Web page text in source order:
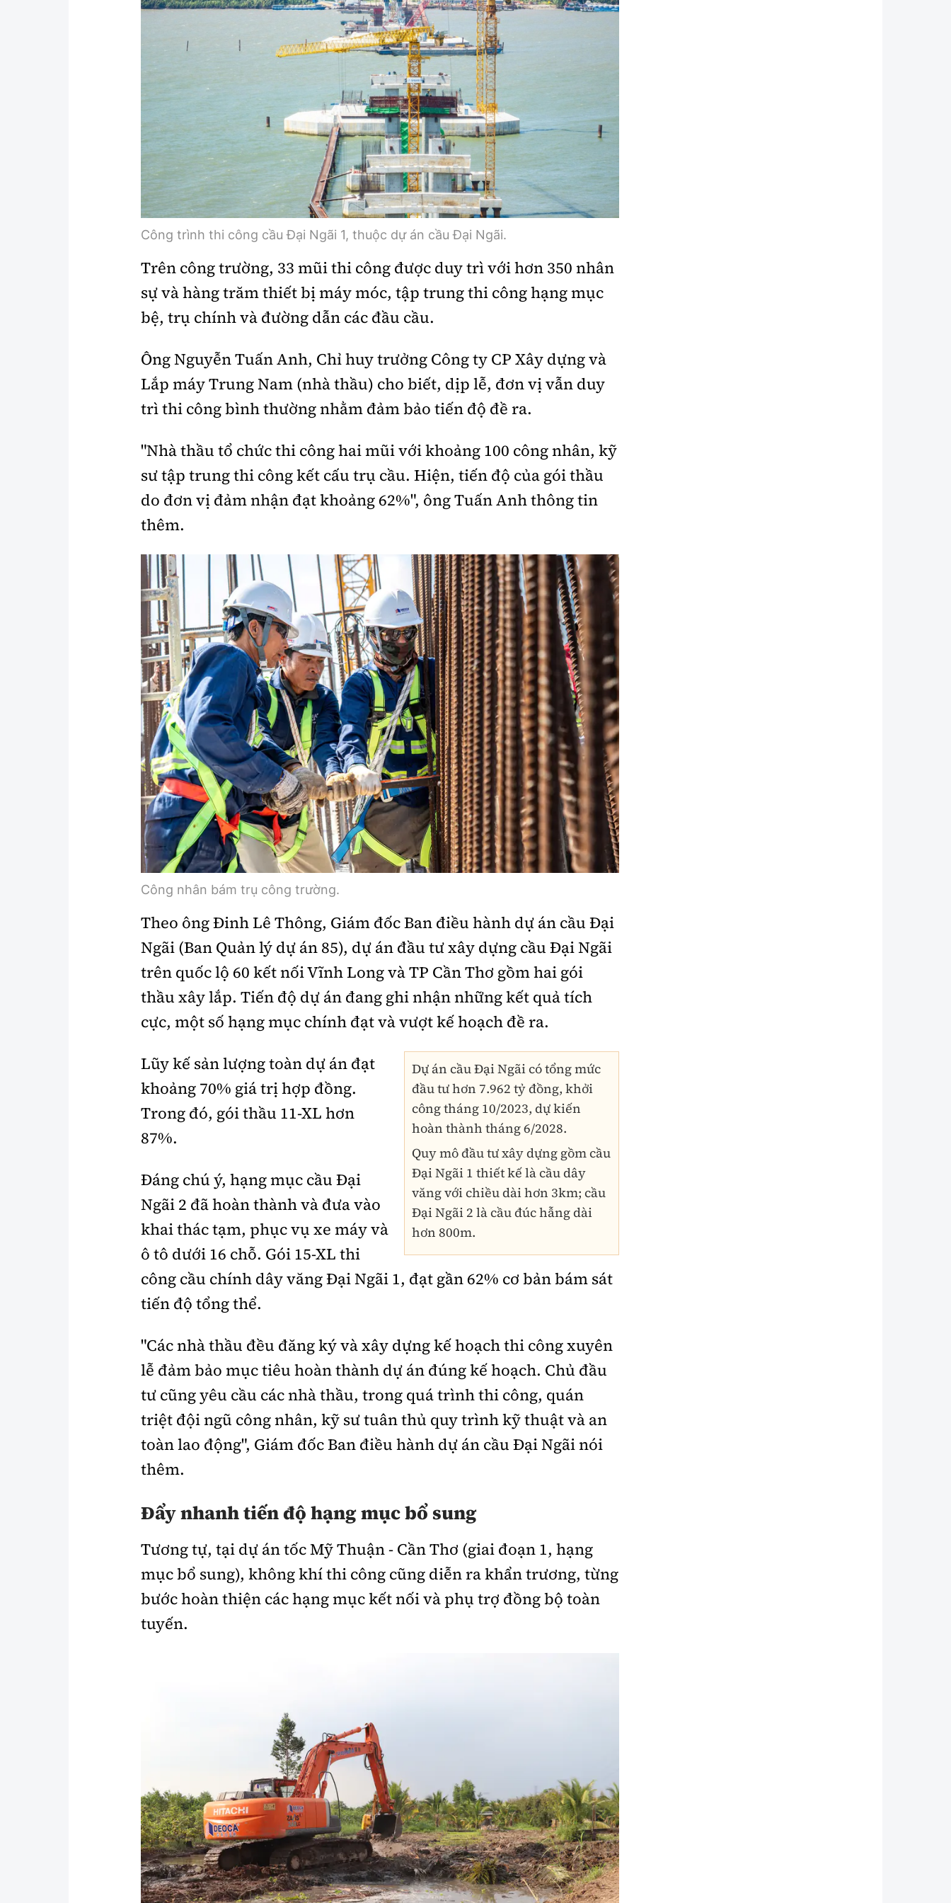
Lao động - Công đoàn
Điện ảnh
Bình luận
Hậu trường sao
360 độ thể thao
Thời sự Quốc tế
Thế giới giao thông
Thế giới xây dựng
Du lịch
Khám phá
Lối sống
Ẩm thực
Video
Thời sự
Khám phá
Camera giao thông
Câu chuyện giao thông
Lăng kính xây dựng
Giải trí - Thể thao
Công trình thi công cầu Đại Ngãi 1, thuộc dự án cầu Đại Ngãi.
Trên công trường, 33 mũi thi công được duy trì với hơn 350 nhân
sự và hàng trăm thiết bị máy móc, tập trung thi công hạng mục
bệ, trụ chính và đường dẫn các đầu cầu.
Ông Nguyễn Tuấn Anh, Chỉ huy trưởng Công ty CP Xây dựng và
Lắp máy Trung Nam (nhà thầu) cho biết, dịp lễ, đơn vị vẫn duy
trì thi công bình thường nhằm đảm bảo tiến độ đề ra.
"Nhà thầu tổ chức thi công hai mũi với khoảng 100 công nhân, kỹ
sư tập trung thi công kết cấu trụ cầu. Hiện, tiến độ của gói thầu
do đơn vị đảm nhận đạt khoảng 62%", ông Tuấn Anh thông tin
thêm.
Công nhân bám trụ công trường.
Theo ông Đinh Lê Thông, Giám đốc Ban điều hành dự án cầu Đại
Ngãi (Ban Quản lý dự án 85), dự án đầu tư xây dựng cầu Đại Ngãi
trên quốc lộ 60 kết nối Vĩnh Long và TP Cần Thơ gồm hai gói
thầu xây lắp. Tiến độ dự án đang ghi nhận những kết quả tích
cực, một số hạng mục chính đạt và vượt kế hoạch đề ra.
Dự án cầu Đại Ngãi có tổng mức
đầu tư hơn 7.962 tỷ đồng, khởi
công tháng 10/2023, dự kiến
hoàn thành tháng 6/2028.
Quy mô đầu tư xây dựng gồm cầu
Đại Ngãi 1 thiết kế là cầu dây
văng với chiều dài hơn 3km; cầu
Đại Ngãi 2 là cầu đúc hẫng dài
hơn 800m.
Lũy kế sản lượng toàn dự án đạt
khoảng 70% giá trị hợp đồng.
Trong đó, gói thầu 11-XL hơn
87%.
Đáng chú ý, hạng mục cầu Đại
Ngãi 2 đã hoàn thành và đưa vào
khai thác tạm, phục vụ xe máy và
ô tô dưới 16 chỗ. Gói 15-XL thi
công cầu chính dây văng Đại Ngãi 1, đạt gần 62% cơ bản bám sát
tiến độ tổng thể.
"Các nhà thầu đều đăng ký và xây dựng kế hoạch thi công xuyên
lễ đảm bảo mục tiêu hoàn thành dự án đúng kế hoạch. Chủ đầu
tư cũng yêu cầu các nhà thầu, trong quá trình thi công, quán
triệt đội ngũ công nhân, kỹ sư tuân thủ quy trình kỹ thuật và an
toàn lao động", Giám đốc Ban điều hành dự án cầu Đại Ngãi nói
thêm.
Đẩy nhanh tiến độ hạng mục bổ sung
Tương tự, tại dự án tốc Mỹ Thuận - Cần Thơ (giai đoạn 1, hạng
mục bổ sung), không khí thi công cũng diễn ra khẩn trương, từng
bước hoàn thiện các hạng mục kết nối và phụ trợ đồng bộ toàn
tuyến.